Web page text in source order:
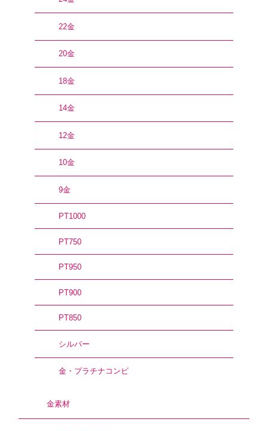
22金
20金
18金
14金
12金
10金
9金
PT1000
PT750
PT950
PT900
PT850
シルバー
金・プラチナコンビ
金素材